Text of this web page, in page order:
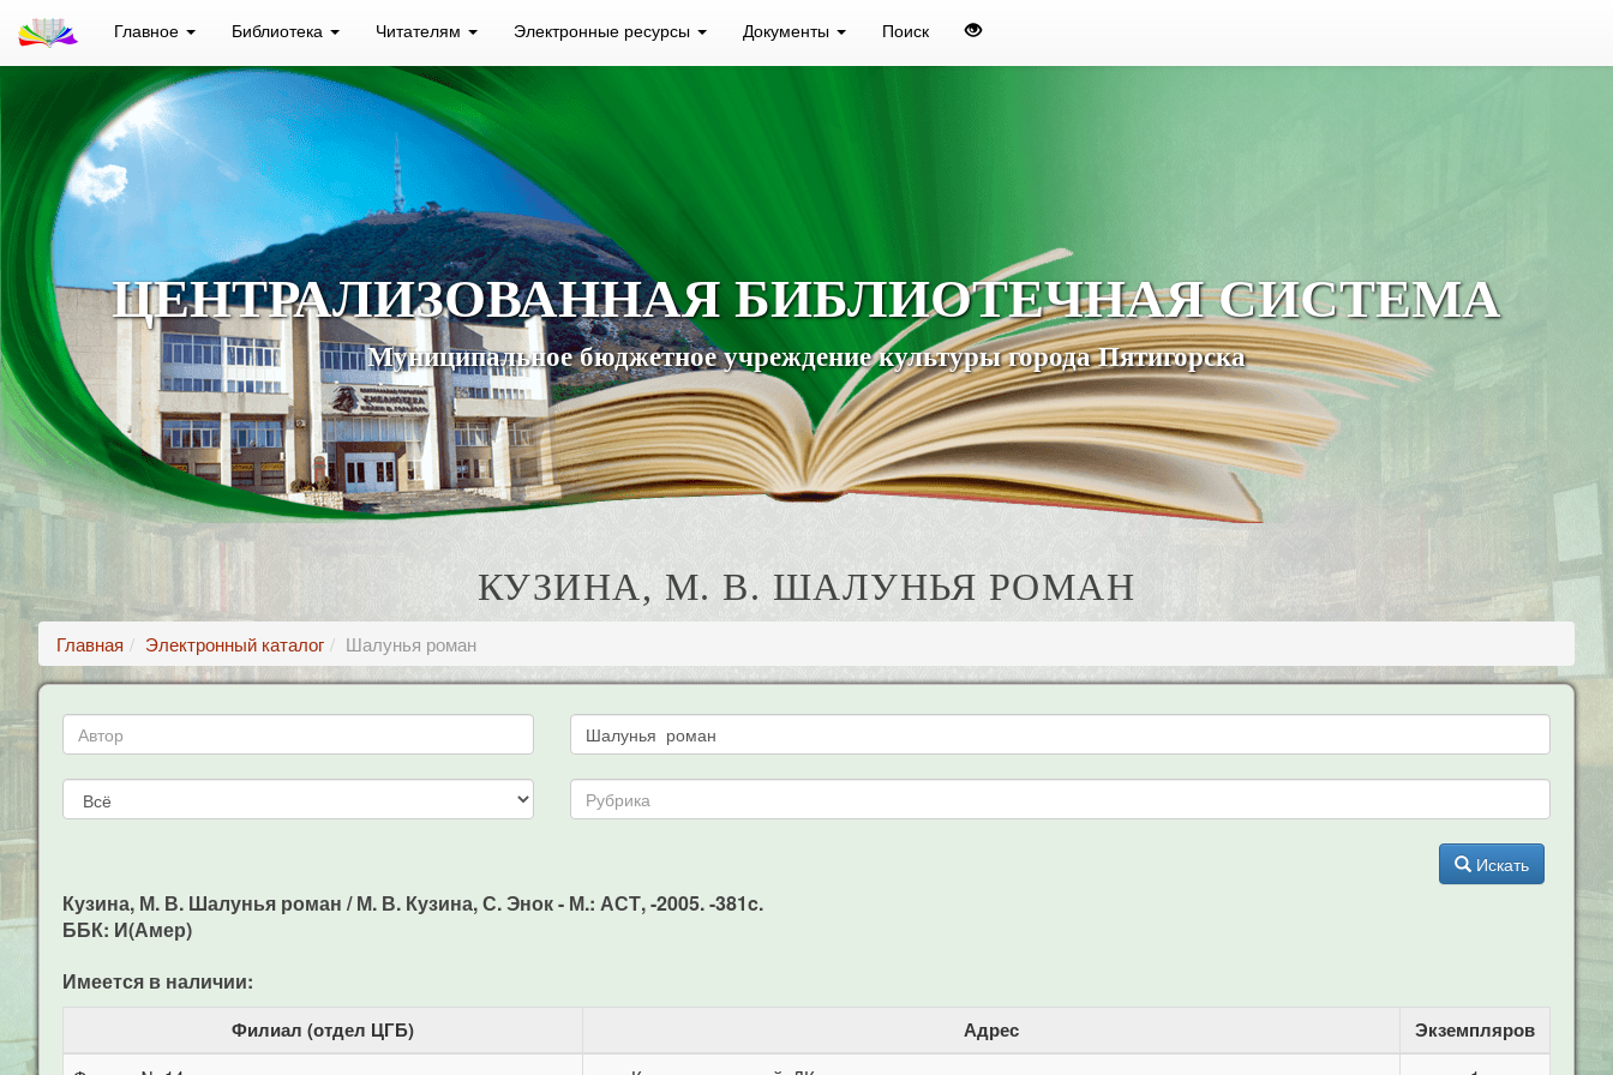
Главное Библиотека Читателям Электронные ресурсы Документы Поиск
ЦЕНТРАЛИЗОВАННАЯ БИБЛИОТЕЧНАЯ СИСТЕМА
Муниципальное бюджетное учреждение культуры города Пятигорска
КУЗИНА, М. В. ШАЛУНЬЯ РОМАН
Главная Электронный каталог Шалунья роман
Искать
Кузина, М. В. Шалунья роман / М. В. Кузина, С. Энок - М.: АСТ, -2005. -381c.
ББК: И(Амер)
Имеется в наличии:
Филиал (отдел ЦГБ) Адрес Экземпляров